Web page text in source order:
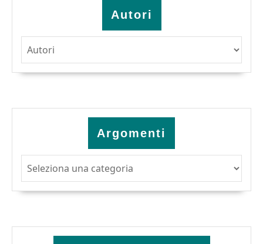
Autori
Argomenti